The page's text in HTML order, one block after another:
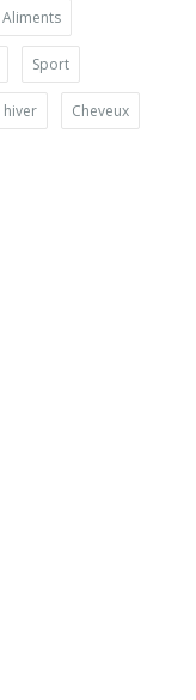
Aliments
Sport
hiver Cheveux